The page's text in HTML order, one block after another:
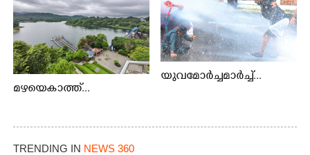
മഴയെകാത്ത്...
യുവമോർച്ചമാർച്ച്...
TRENDING IN NEWS 360